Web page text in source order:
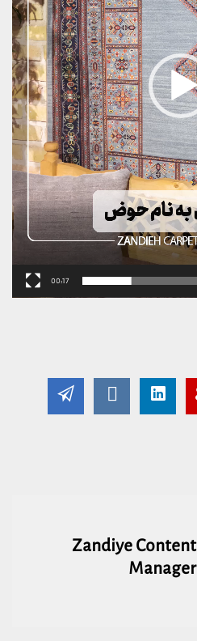
00:17
Zandiye Content
Manager